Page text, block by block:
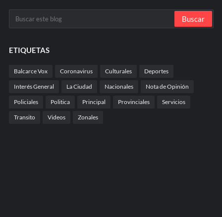
ETIQUETAS
Balcarce Vox Coronavirus Culturales Deportes
Interés General La Ciudad Nacionales Nota de Opinión
Policiales Politica Principal Provinciales Servicios
Transito Videos Zonales